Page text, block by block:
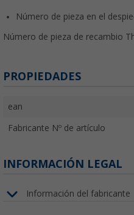
Número de pieza en el
Número de pieza de recambio
PROPIEDADES
ean
Fabricante Nº de artículo
INFORMACIÓN LEGAL
Información del fabricante